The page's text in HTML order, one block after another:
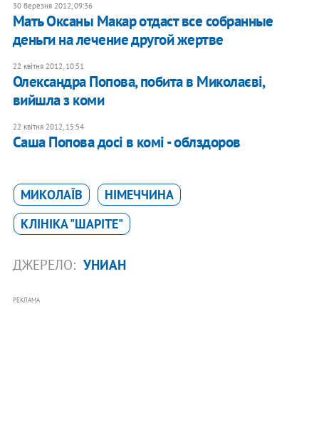
30 березня 2012, 09:36
Мать Оксаны Макар отдаст все собранные
деньги на лечение другой жертве
22 квітня 2012, 10:51
Олександра Попова, побита в Миколаєві,
вийшла з коми
22 квітня 2012, 15:54
Саша Попова досі в комі - облздоров
МИКОЛАЇВ
НІМЕЧЧИНА
КЛІНІКА "ШАРІТЕ"
ДЖЕРЕЛО: УНИАН
РЕКЛАМА